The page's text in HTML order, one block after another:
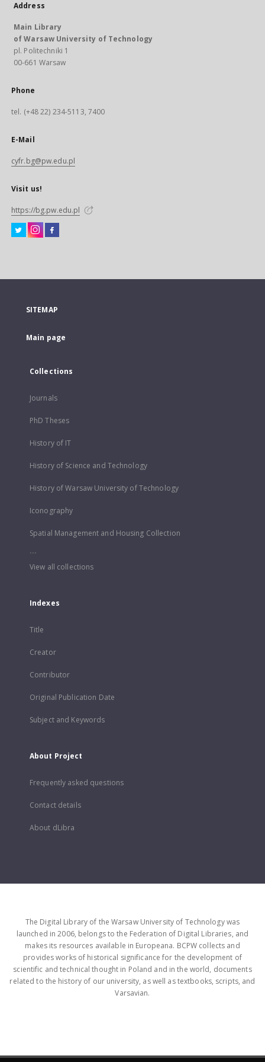
Address
Main Library
of Warsaw University of Technology
pl. Politechniki 1
00-661 Warsaw
Phone
tel. (+48 22) 234-5113, 7400
E-Mail
cyfr.bg@pw.edu.pl
Visit us!
https://bg.pw.edu.pl
SITEMAP
Main page
Collections
Journals
PhD Theses
History of IT
History of Science and Technology
History of Warsaw University of Technology
Iconography
Spatial Management and Housing Collection
...
View all collections
Indexes
Title
Creator
Contributor
Original Publication Date
Subject and Keywords
About Project
Frequently asked questions
Contact details
About dLibra
The Digital Library of the Warsaw University of Technology was
launched in 2006, belongs to the Federation of Digital Libraries, and
makes its resources available in Europeana. BCPW collects and
provides works of historical significance for the development of
scientific and technical thought in Poland and in the world, documents
related to the history of our university, as well as textbooks, scripts, and
Varsavian.